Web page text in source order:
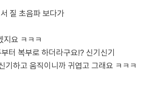
질 초음파 보다가
지요 ㅋㅋㅋ
터 복부로 하더라구요!? 신기신기
기하고 움직이니까 귀엽고 그래요 ㅋㅋㅋ